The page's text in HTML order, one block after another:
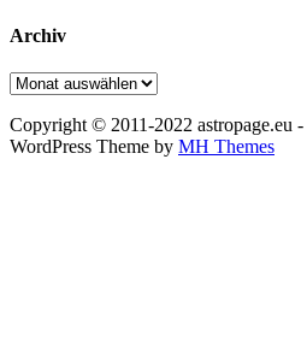
Archiv
Archiv
Copyright © 2011-2022 astropage.eu -
WordPress Theme by MH Themes